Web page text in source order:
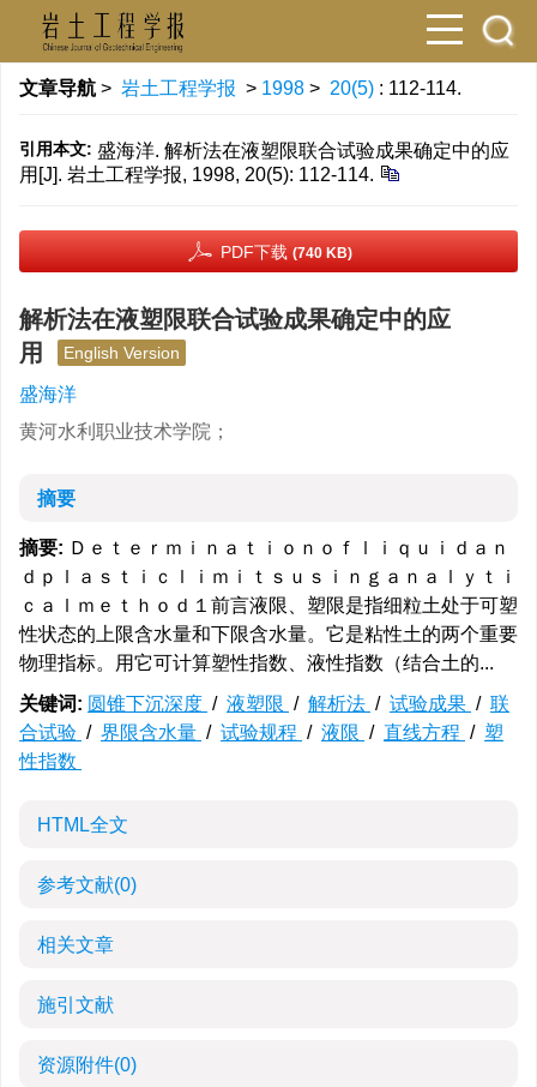
文章导航 > 岩土工程学报 > 1998 > 20(5) : 112-114.
引用本文: 盛海洋. 解析法在液塑限联合试验成果确定中的应
用[J]. 岩土工程学报, 1998, 20(5): 112-114.
PDF下载 (740 KB)
解析法在液塑限联合试验成果确定中的应
用
English Version
盛海洋
黄河水利职业技术学院；
摘要
摘要: Ｄｅｔｅｒｍｉｎａｔｉｏｎｏｆｌｉｑｕｉｄａｎ
ｄｐｌａｓｔｉｃｌｉｍｉｔｓｕｓｉｎｇａｎａｌｙｔｉ
ｃａｌｍｅｔｈｏｄ１前言液限、塑限是指细粒土处于可塑
性状态的上限含水量和下限含水量。它是粘性土的两个重要
物理指标。用它可计算塑性指数、液性指数（结合土的...
关键词: 圆锥下沉深度 / 液塑限 / 解析法 / 试验成果 / 联
合试验 / 界限含水量 / 试验规程 / 液限 / 直线方程 / 塑
性指数
HTML全文
参考文献(0)
相关文章
施引文献
资源附件(0)